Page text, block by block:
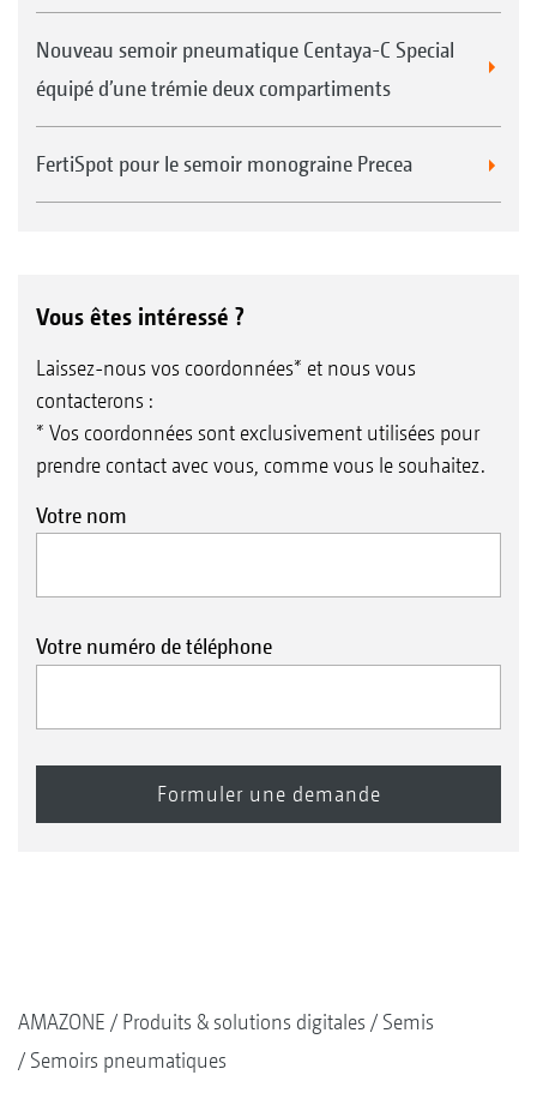
Nouveau semoir pneumatique Centaya-C Special
équipé d’une trémie deux compartiments
FertiSpot pour le semoir monograine Precea
Vous êtes intéressé ?
Laissez-nous vos coordonnées* et nous vous
contacterons :
* Vos coordonnées sont exclusivement utilisées pour
prendre contact avec vous, comme vous le souhaitez.
Votre nom
Votre numéro de téléphone
AMAZONE Produits & solutions digitales
Semis
Semoirs pneumatiques